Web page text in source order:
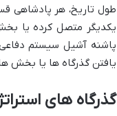
طول تاریخ، هر پادشاهی
یکدیگر متصل کرده یا
پاشنه آشیل سیستم
یافتن گذرگاه ها یا بخش
گذرگاه های